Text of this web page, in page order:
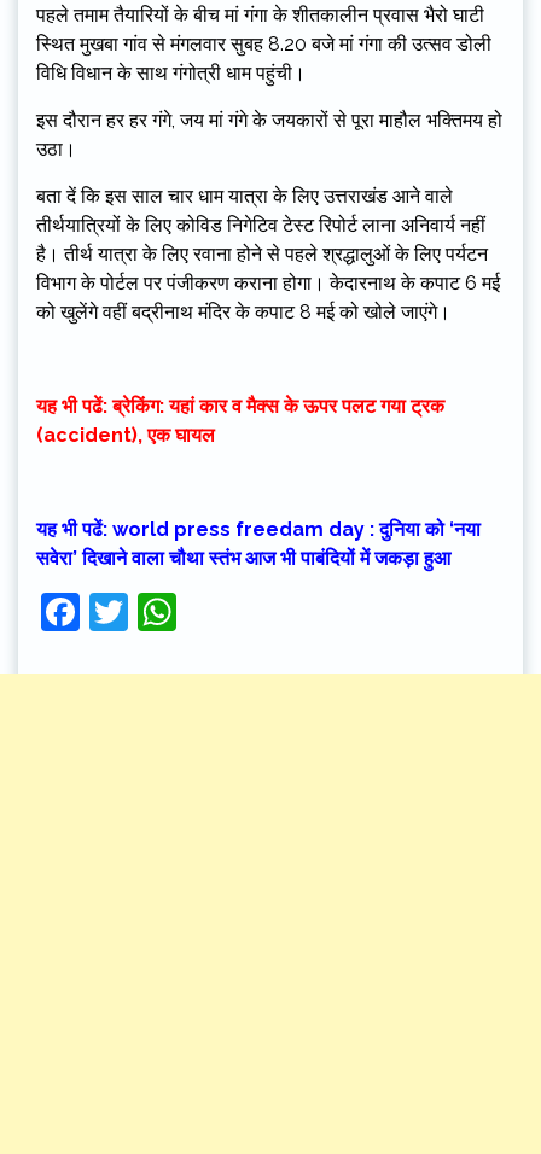
पहले तमाम तैयारियों के बीच मां गंगा के शीतकालीन प्रवास भैरो घाटी
स्थित मुखबा गांव से मंगलवार सुबह 8.20 बजे मां गंगा की उत्सव डोली
विधि विधान के साथ गंगोत्री धाम पहुंची।
इस दौरान हर हर गंगे, जय मां गंगे के जयकारों से पूरा माहौल भक्तिमय हो
उठा।
बता दें कि इस साल चार धाम यात्रा के लिए उत्तराखंड आने वाले
तीर्थयात्रियों के लिए कोविड निगेटिव टेस्ट रिपोर्ट लाना अनिवार्य नहीं
है। तीर्थ यात्रा के लिए रवाना होने से पहले श्रद्धालुओं के लिए पर्यटन
विभाग के पोर्टल पर पंजीकरण कराना होगा। केदारनाथ के कपाट 6 मई
को खुलेंगे वहीं बद्रीनाथ मंदिर के कपाट 8 मई को खोले जाएंगे।
यह भी पढें: ब्रेकिंग: यहां कार व मैक्स के ऊपर पलट गया ट्रक
(accident), एक घायल
यह भी पढें: world press freedam day : दुनिया को ‘नया
सवेरा’ दिखाने वाला चौथा स्तंभ आज भी पाबंदियों में जकड़ा हुआ
Facebook
Twitter